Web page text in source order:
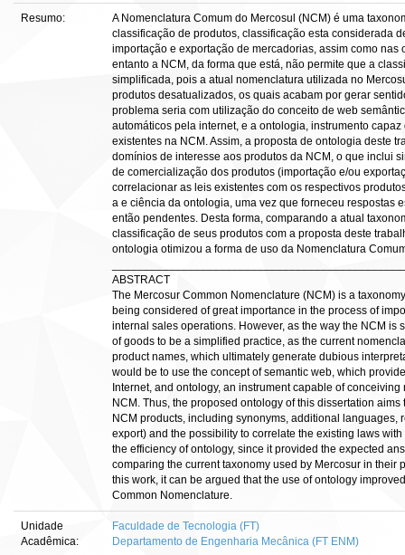
Resumo:
A Nomenclatura Comum do Mercosul (NCM) é uma
classificação de produtos, classificação esta considerada
importação e exportação de mercadorias, assim como nas
entanto a NCM, da forma que está, não permite que a
simplificada, pois a atual nomenclatura utilizada no
produtos desatualizados, os quais acabam por gerar
problema seria com utilização do conceito de web
automáticos pela internet, e a ontologia, instrumento
existentes na NCM. Assim, a proposta de ontologia deste
domínios de interesse aos produtos da NCM, o que inclui
de comercialização dos produtos (importação e/ou
correlacionar as leis existentes com os respectivos
a e ciência da ontologia, uma vez que forneceu respostas
então pendentes. Desta forma, comparando a atual
classificação de seus produtos com a proposta deste
ontologia otimizou a forma de uso da Nomenclatura
ABSTRACT
The Mercosur Common Nomenclature (NCM) is a
being considered of great importance in the process of
internal sales operations. However, as the way the NCM is
of goods to be a simplified practice, as the current
product names, which ultimately generate dubious
would be to use the concept of semantic web, which
Internet, and ontology, an instrument capable of
NCM. Thus, the proposed ontology of this dissertation
NCM products, including synonyms, additional languages,
export) and the possibility to correlate the existing laws
the efficiency of ontology, since it provided the expected
comparing the current taxonomy used by Mercosur in their
this work, it can be argued that the use of ontology
Common Nomenclature.
Unidade
Acadêmica:
Faculdade de Tecnologia (FT)
Departamento de Engenharia Mecânica (FT ENM)